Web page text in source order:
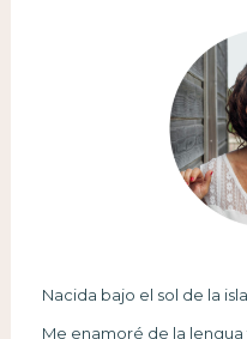
Nacida bajo el sol de la
Me enamoré de la